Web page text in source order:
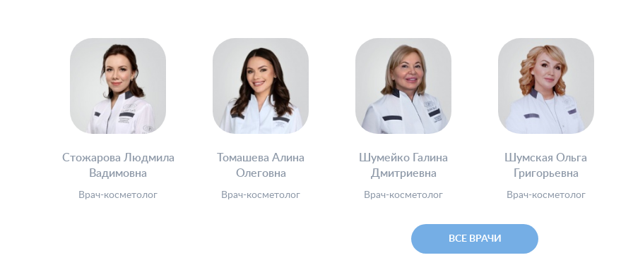
Стожарова Людмила
Вадимовна
Врач-косметолог
Томашева Алина
Олеговна
Врач-косметолог
Шумейко Галина
Дмитриевна
Врач-косметолог
Шумская Ольга
Григорьевна
Врач-косметолог
ВСЕ ВРАЧИ